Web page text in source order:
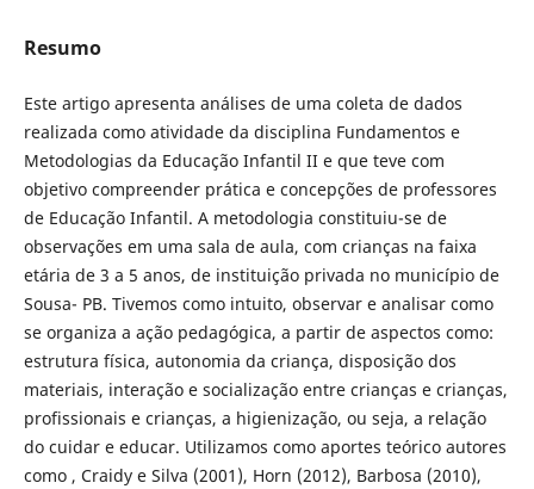
Resumo
Este artigo apresenta análises de uma coleta de dados
realizada como atividade da disciplina Fundamentos e
Metodologias da Educação Infantil II e que teve com
objetivo compreender prática e concepções de professores
de Educação Infantil. A metodologia constituiu-se de
observações em uma sala de aula, com crianças na faixa
etária de 3 a 5 anos, de instituição privada no município de
Sousa- PB. Tivemos como intuito, observar e analisar como
se organiza a ação pedagógica, a partir de aspectos como:
estrutura física, autonomia da criança, disposição dos
materiais, interação e socialização entre crianças e crianças,
profissionais e crianças, a higienização, ou seja, a relação
do cuidar e educar. Utilizamos como aportes teórico autores
como , Craidy e Silva (2001), Horn (2012), Barbosa (2010),